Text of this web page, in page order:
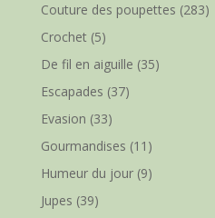
Couture des poupettes (283)
Crochet(5)
De fil en aiguille (35)
Escapades (37)
Evasion (33)
Gourmandises (11)
Humeur du jour(9)
Jupes (39)